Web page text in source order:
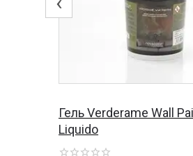
Гель Verderame Wall
Liquido